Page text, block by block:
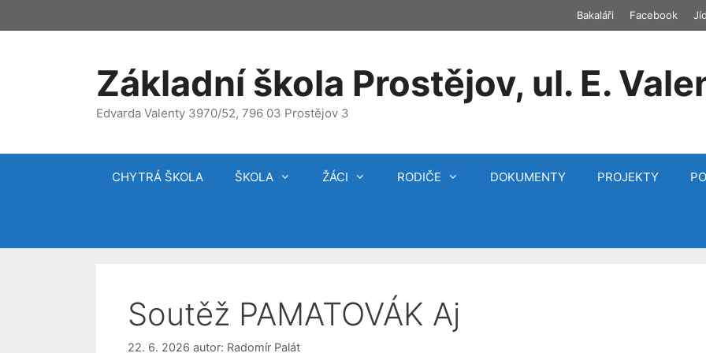
na
Bakaláři Facebook
Základní škola Prostějov, ul. E.
Edvarda Valenty 3970/52, 796 03 Prostějov 3
CHYTRÁ ŠKOLA ŠKOLA ŽÁCI RODIČE DOKUMENTY PROJEKTY
Soutěž PAMATOVÁK Aj
22. 6. 2026 autor: Radomír Palát